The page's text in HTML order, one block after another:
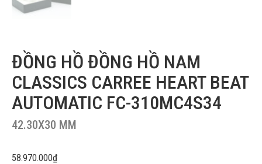
ĐỒNG HỒ ĐỒNG HỒ NAM
CLASSICS CARREE HEART BEAT
AUTOMATIC FC-310MC4S34
42.30X30 MM
58.970.000₫